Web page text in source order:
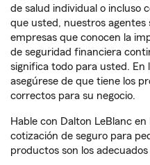
de salud individual o incluso
que usted, nuestros agentes
empresas que conocen la
de seguridad financiera
significa todo para usted. En
asegúrese de que tiene los
correctos para su negocio.
Hable con Dalton LeBlanc
cotización de seguro para
productos son los